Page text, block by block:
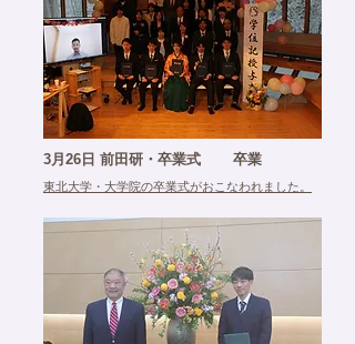
3月26日 前田研・卒業式
東北大学・大学院の卒業式がおこなわれました。
卒業